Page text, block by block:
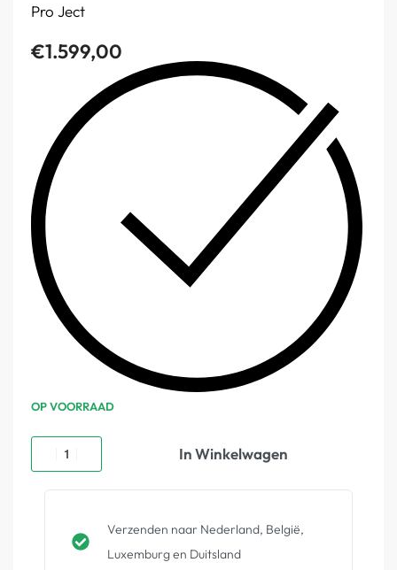
Pro Ject
€1.599,00
OP VOORRAAD
In Winkelwagen
Verzenden naar Nederland, België,
Luxemburg en Duitsland